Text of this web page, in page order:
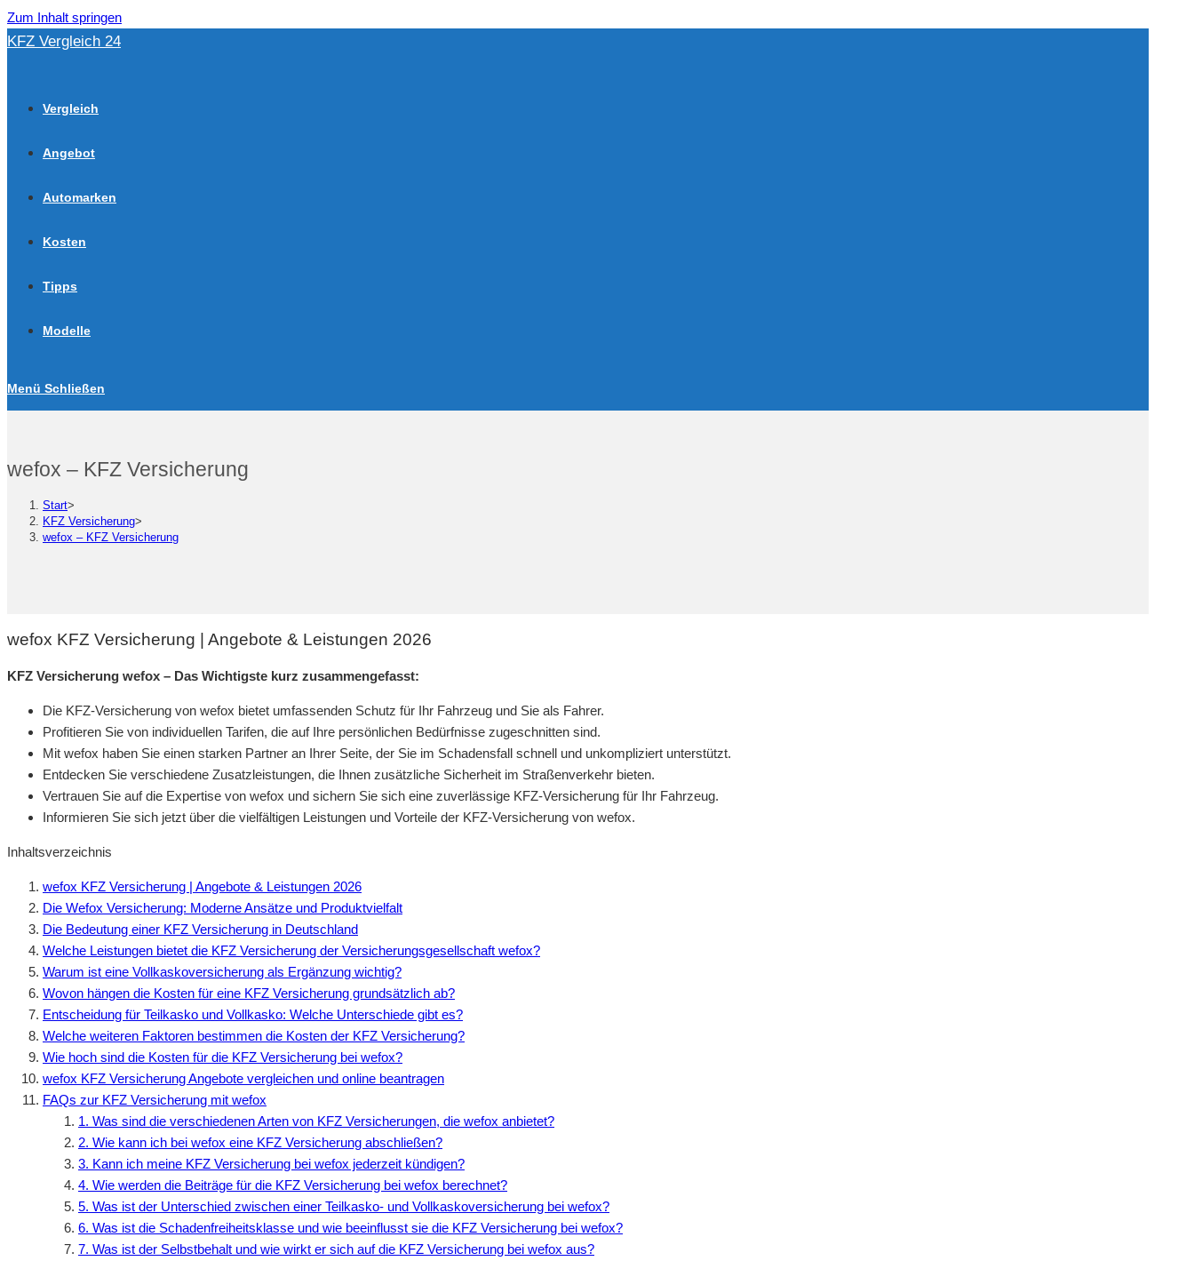
Zum Inhalt springen
KFZ Vergleich 24
Vergleich
Angebot
Automarken
Kosten
Tipps
Modelle
Menü Schließen
wefox – KFZ Versicherung
Start>
KFZ Versicherung>
wefox – KFZ Versicherung
wefox KFZ Versicherung | Angebote & Leistungen 2026
KFZ Versicherung wefox – Das Wichtigste kurz zusammengefasst:
Die KFZ-Versicherung von wefox bietet umfassenden Schutz für Ihr Fahrzeug und Sie als Fahrer.
Profitieren Sie von individuellen Tarifen, die auf Ihre persönlichen Bedürfnisse zugeschnitten sind.
Mit wefox haben Sie einen starken Partner an Ihrer Seite, der Sie im Schadensfall schnell und unkompliziert unterstützt.
Entdecken Sie verschiedene Zusatzleistungen, die Ihnen zusätzliche Sicherheit im Straßenverkehr bieten.
Vertrauen Sie auf die Expertise von wefox und sichern Sie sich eine zuverlässige KFZ-Versicherung für Ihr Fahrzeug.
Informieren Sie sich jetzt über die vielfältigen Leistungen und Vorteile der KFZ-Versicherung von wefox.
Inhaltsverzeichnis
wefox KFZ Versicherung | Angebote & Leistungen 2026
Die Wefox Versicherung: Moderne Ansätze und Produktvielfalt
Die Bedeutung einer KFZ Versicherung in Deutschland
Welche Leistungen bietet die KFZ Versicherung der Versicherungsgesellschaft wefox?
Warum ist eine Vollkaskoversicherung als Ergänzung wichtig?
Wovon hängen die Kosten für eine KFZ Versicherung grundsätzlich ab?
Entscheidung für Teilkasko und Vollkasko: Welche Unterschiede gibt es?
Welche weiteren Faktoren bestimmen die Kosten der KFZ Versicherung?
Wie hoch sind die Kosten für die KFZ Versicherung bei wefox?
wefox KFZ Versicherung Angebote vergleichen und online beantragen
FAQs zur KFZ Versicherung mit wefox
1. Was sind die verschiedenen Arten von KFZ Versicherungen, die wefox anbietet?
2. Wie kann ich bei wefox eine KFZ Versicherung abschließen?
3. Kann ich meine KFZ Versicherung bei wefox jederzeit kündigen?
4. Wie werden die Beiträge für die KFZ Versicherung bei wefox berechnet?
5. Was ist der Unterschied zwischen einer Teilkasko- und Vollkaskoversicherung bei wefox?
6. Was ist die Schadenfreiheitsklasse und wie beeinflusst sie die KFZ Versicherung bei wefox?
7. Was ist der Selbstbehalt und wie wirkt er sich auf die KFZ Versicherung bei wefox aus?